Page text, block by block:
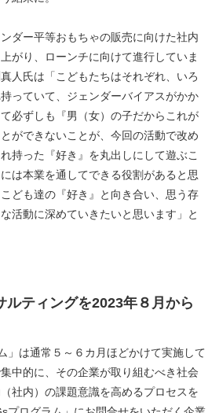
ダー平等おもちゃの販売に向けた社内
がり、ローンチに向けて進行していま
人氏は「こどもたちはそれぞれ、いろ
っていて、ジェンダーバイアスがかか
必ずしも『男（女）の子だからこれが
ができないことが、今回の活動で改め
持った『好き』を丸出しにして遊ぶこ
は本業を通してできる役割があると思
ども達の『好き』と向き合い、思う存
活動に深めていきたいと思います」と
ルティングを2023年８月から
」は通常５～６カ月ほどかけて実施して
中的に、その企業が取り組むべき社会
社内）の課題意識を高めるプロセスを